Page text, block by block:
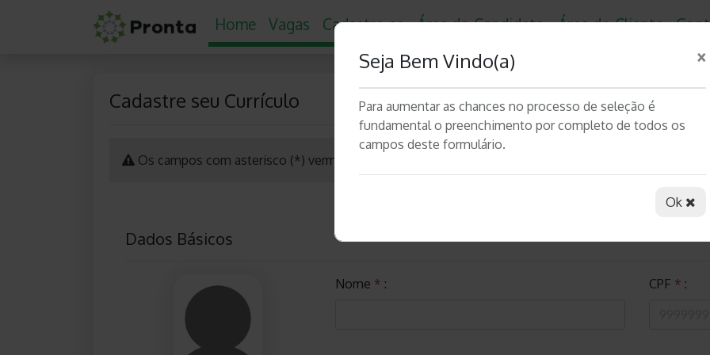
Home Vagas Cadastre-se Área do Candidato Área do Cliente
Cadastre seu Currículo
Os campos com asterisco (*) vermelho, são obrigatórios
Dados Básicos
Nome * : CPF * :
Política de Cookies
Utilizamos cookies para oferecer melhor experiência,
melhorar o desempenho, analisar como você interage
em nosso site e personalizar conteúdo.
Seja Bem Vindo(a) ×
Para aumentar as chances no processo de seleção é
fundamental o preenchimento por completo de todos os
campos deste formulário.
Ok